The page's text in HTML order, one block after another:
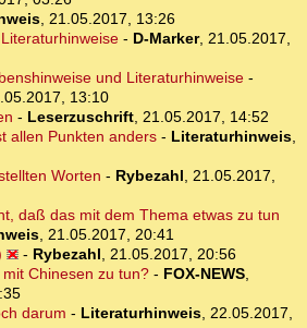
, 21.05.2017, 13:26
- D-Marker, 21.05.2017,
und Literaturhinweise-
13:10
- Leserzuschrift, 21.05.2017, 14:52
allen Punkten anders- Literaturhinweis,
Worten - Rybezahl, 21.05.2017,
daß das mit dem Thema etwas zu tun
, 21.05.2017, 20:41
- Rybezahl, 21.05.2017, 20:56
Chinesen zu tun?- FOX-NEWS,
darum - Literaturhinweis, 22.05.2017,